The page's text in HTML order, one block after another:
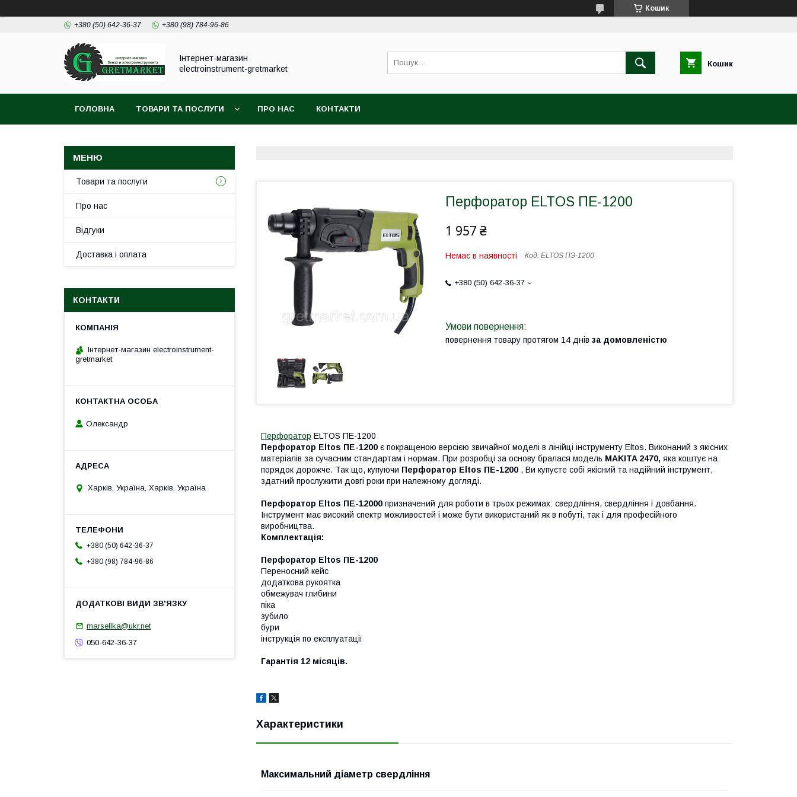
Кошик
+380 (50) 642-36-37 +380 (98) 784-96-86
Інтернет-магазин
electroinstrument-gretmarket
Кошик
ГОЛОВНА ТОВАРИ ТА ПОСЛУГИ ПРО НАС КОНТАКТИ
Перфоратор ELTOS ПЕ-1200
1 957 ₴
Немає в наявності Код: ELTOS ПЭ-1200
+380 (50) 642-36-37
повернення товару протягом 14 днів за домовленістю
Перфоратор ELTOS ПЕ-1200
Перфоратор Eltos ПЕ-1200 є покращеною версією звичайної моделі в лінійці інструменту Eltos. Виконаний з якісних
матеріалів за сучасним стандартам і нормам. При розробці за основу бралася модель MAKITA 2470, яка коштує на
порядок дорожче. Так що, купуючи Перфоратор Eltos ПЕ-1200 , Ви купуєте собі якісний та надійний інструмент,
здатний прослужити довгі роки при належному догляді.
Перфоратор Eltos ПЕ-12000 призначений для роботи в трьох режимах: свердління, свердління і довбання.
Інструмент має високий спектр можливостей і може бути використаний як в побуті, так і для професійного
виробництва.
Комплектація:
Перфоратор Eltos ПЕ-1200
Переносний кейс
додаткова рукоятка
обмежувач глибини
піка
зубило
бури
інструкція по експлуатації
Гарантія 12 місяців.
Характеристики
Максимальний діаметр свердління
Товари та послуги
Про нас
Відгуки
Доставка і оплата
КОНТАКТИ
Інтернет-магазин electroinstrument-
gretmarket
Олександр
Харків, Україна, Харків, Україна
+380 (50) 642-36-37
+380 (98) 784-96-86
marsellka@ukr.net
050-642-36-37